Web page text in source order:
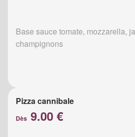
Base sauce tomate, mozzarella,
champignons
Pizza cannibale
Dès 9.00 €